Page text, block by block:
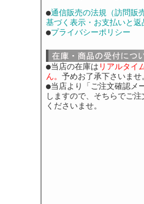
●通信販売の法規（訪問販
基づく表示・お支払いと返
●プライバシーポリシー
●当店の在庫は リアルタイ
ん。 予めお了承下さいませ
●当店より「ご注文確認メ
しますので、そちらでご
くださいませ。